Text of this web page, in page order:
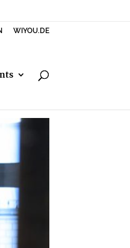
WIYOU.DE